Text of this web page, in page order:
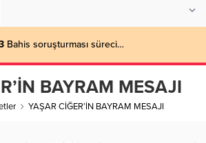
Bahis soruşturması süreci…
BAYRAM MESAJI
YAŞAR CİĞER’İN BAYRAM MESAJI